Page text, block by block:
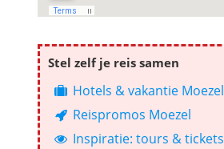
Stel zelf je reis samen
Hotels & vakantie Moezel
Reispromos Moezel
Inspiratie: tours & tickets